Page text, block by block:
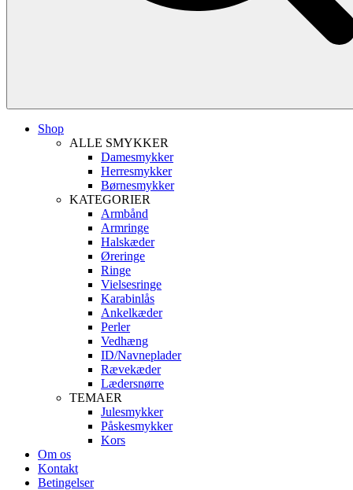
Shop
ALLE SMYKKER
Damesmykker
Herresmykker
Børnesmykker
KATEGORIER
Armbånd
Armringe
Halskæder
Øreringe
Ringe
Vielsesringe
Karabinlås
Ankelkæder
Perler
Vedhæng
ID/Navneplader
Rævekæder
Lædersnørre
TEMAER
Julesmykker
Påskesmykker
Kors
Om os
Kontakt
Betingelser